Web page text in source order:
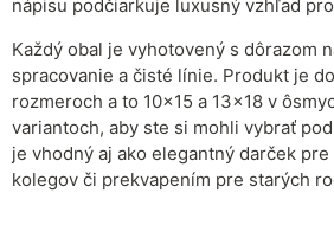
nápisu podčiarkuje luxusný vzhľad
Každý obal je vyhotovený s dôrazom
spracovanie a čisté línie. Produkt je
rozmeroch a to 10×15 a 13×18 v
variantoch, aby ste si mohli vybrať
je vhodný aj ako elegantný darček
kolegov či prekvapením pre starých